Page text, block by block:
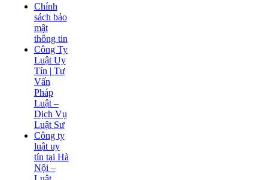
Chính
sách bảo
mật
thông tin
Công Ty
Luật Uy
Tín | Tư
Vấn
Pháp
Luật –
Dịch Vụ
Luật Sư
Công ty
luật uy
tín tại Hà
Nội –